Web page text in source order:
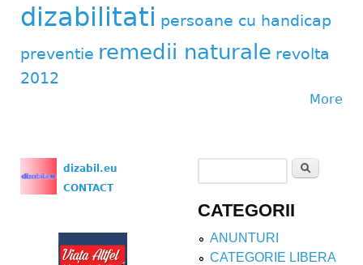
dizabilitati persoane cu handicap
preventie remedii naturale revolta
2012
More
dizabil.eu
CONTACT
Search form
CATEGORII
ANUNTURI
CATEGORIE LIBERA